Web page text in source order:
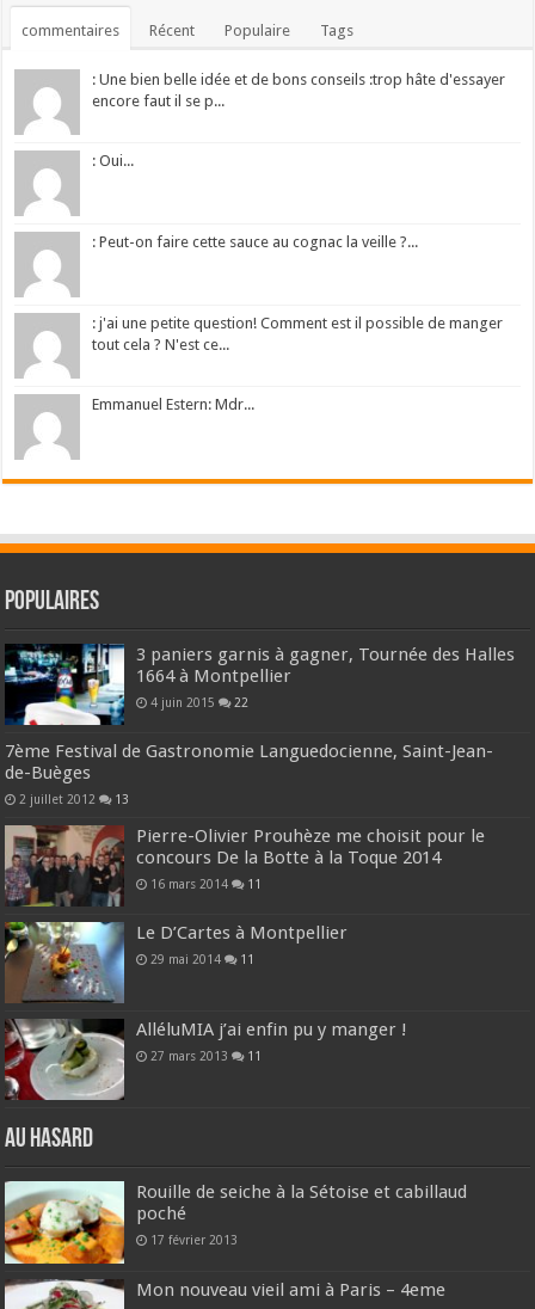
commentaires Récent Populaire Tags
: Une bien belle idée et de bons conseils :trop hâte d'essayer
encore faut il se p...
: Oui...
: Peut-on faire cette sauce au cognac la veille ?...
: j'ai une petite question! Comment est il possible de manger
tout cela ? N'est ce...
Emmanuel Estern: Mdr...
Populaires
3 paniers garnis à gagner, Tournée des Halles
1664 à Montpellier
4 juin 2015 22
7ème Festival de Gastronomie Languedocienne, Saint-Jean-
de-Buèges
2 juillet 2012 13
Pierre-Olivier Prouhèze me choisit pour le
concours De la Botte à la Toque 2014
16 mars 2014 11
Le D’Cartes à Montpellier
29 mai 2014 11
AlléluMIA j’ai enfin pu y manger !
27 mars 2013 11
Au hasard
Rouille de seiche à la Sétoise et cabillaud
poché
17 février 2013
Mon nouveau vieil ami à Paris – 4eme